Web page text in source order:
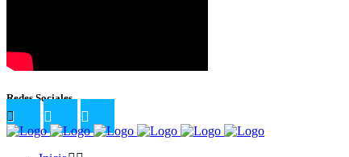
Redes Sociales